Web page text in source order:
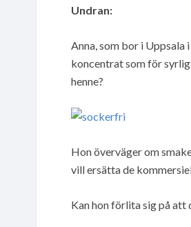
Undran:
Anna, som bor i
koncentrat som för
henne?
Hon överväger om
vill ersätta de
Kan hon förlita sig på